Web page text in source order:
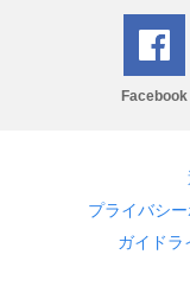
Facebook
プライバシ
ガイドラ